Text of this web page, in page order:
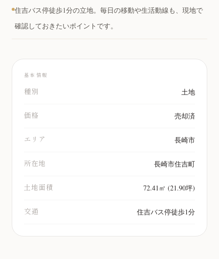
住吉バス停徒歩1分の立地。毎日の移動や生活動線も、現地で
確認しておきたいポイントです。
基本情報
種別 土地
価格 売却済
エリア 長崎市
所在地 長崎市住吉町
土地面積 72.41㎡ (21.90坪)
交通 住吉バス停徒歩1分